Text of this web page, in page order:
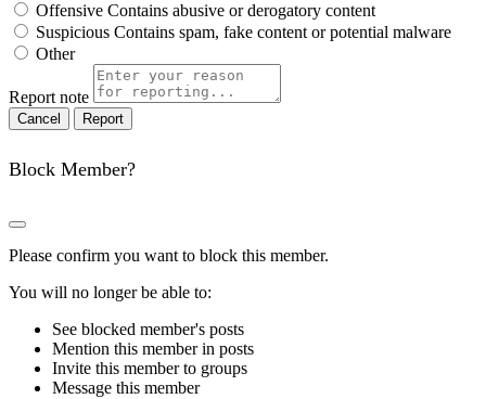
Offensive Contains abusive or derogatory content
Suspicious Contains spam, fake content or potential malware
Other
Report note
Report
Block Member?
Please confirm you want to block this member.
You will no longer be able to:
See blocked member's posts
Mention this member in posts
Invite this member to groups
Message this member